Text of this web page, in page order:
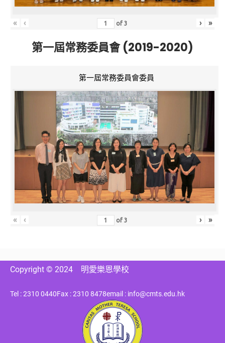
« ‹ of3 › »
第一屆常務委員會 (2019-2020)
第一屆常務委員會委員
« ‹ of3 › »
Copyright © 2024 明愛樂恩學校
Tel : 2310 0440Fax : 2310 8478email : info@cmts.edu.hk